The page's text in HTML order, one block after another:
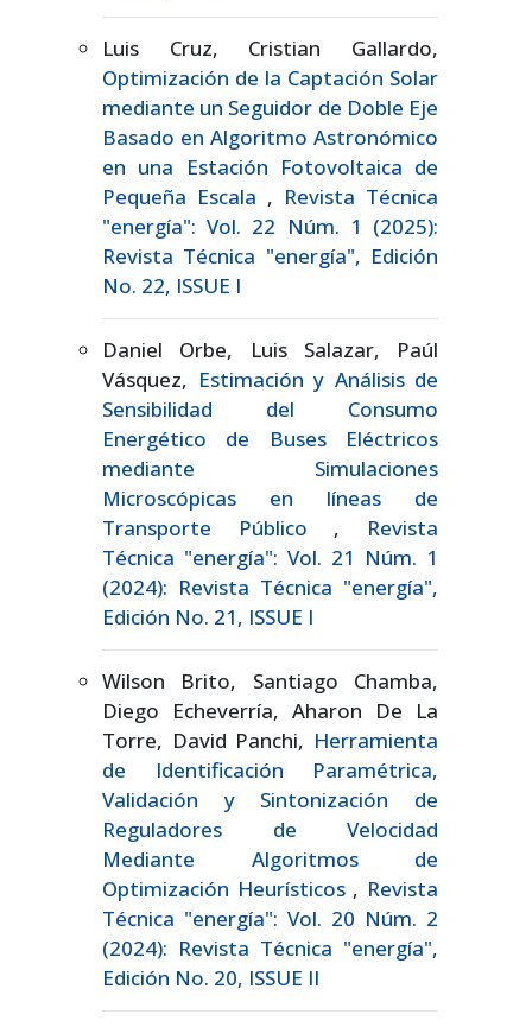
Luis Cruz, Cristian Gallardo,
Optimización de la Captación Solar
mediante un Seguidor de Doble Eje
Basado en Algoritmo Astronómico
en una Estación Fotovoltaica de
Pequeña Escala , Revista Técnica
"energía": Vol. 22 Núm. 1 (2025):
Revista Técnica "energía", Edición
No. 22, ISSUE I
Daniel Orbe, Luis Salazar, Paúl
Vásquez, Estimación y Análisis de
Sensibilidad del Consumo
Energético de Buses Eléctricos
mediante Simulaciones
Microscópicas en líneas de
Transporte Público , Revista
Técnica "energía": Vol. 21 Núm. 1
(2024): Revista Técnica "energía",
Edición No. 21, ISSUE I
Wilson Brito, Santiago Chamba,
Diego Echeverría, Aharon De La
Torre, David Panchi, Herramienta
de Identificación Paramétrica,
Validación y Sintonización de
Reguladores de Velocidad
Mediante Algoritmos de
Optimización Heurísticos , Revista
Técnica "energía": Vol. 20 Núm. 2
(2024): Revista Técnica "energía",
Edición No. 20, ISSUE II